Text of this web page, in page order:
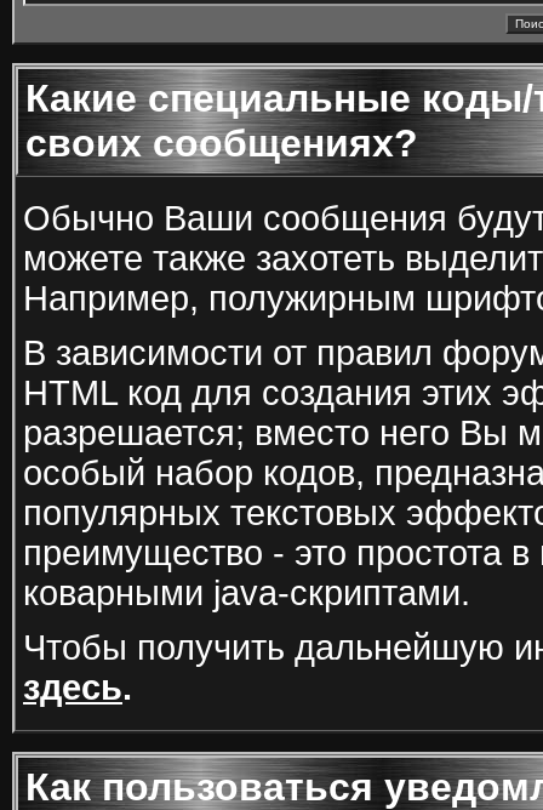
Какие специальные коды/
своих сообщениях?
Обычно Ваши сообщения будут
можете также захотеть
Например, полужирным
В зависимости от правил
HTML код для создания этих
разрешается; вместо него Вы
особый набор кодов,
популярных текстовых
преимущество - это простота
коварными java-скриптами.
Чтобы получить дальнейшую
здесь.
Как пользоваться